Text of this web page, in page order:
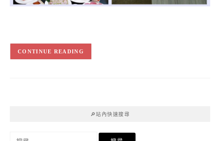
CONTINUE READING
🔎站內快速搜尋